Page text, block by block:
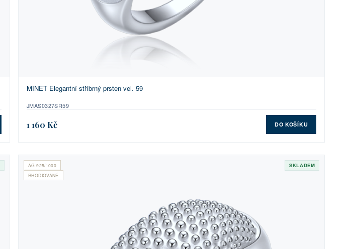
MINET Elegantní stříbrný prsten vel. 59
JMAS0327SR59
1 160 Kč DO KOŠÍKU
AG 925/1000
RHODIOVANÉ
SKLADEM